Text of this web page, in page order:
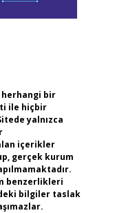
bir
ile hiçbir
yalnızca
içerikler
gerçek kurum
benzerlikleri
bilgiler taslak